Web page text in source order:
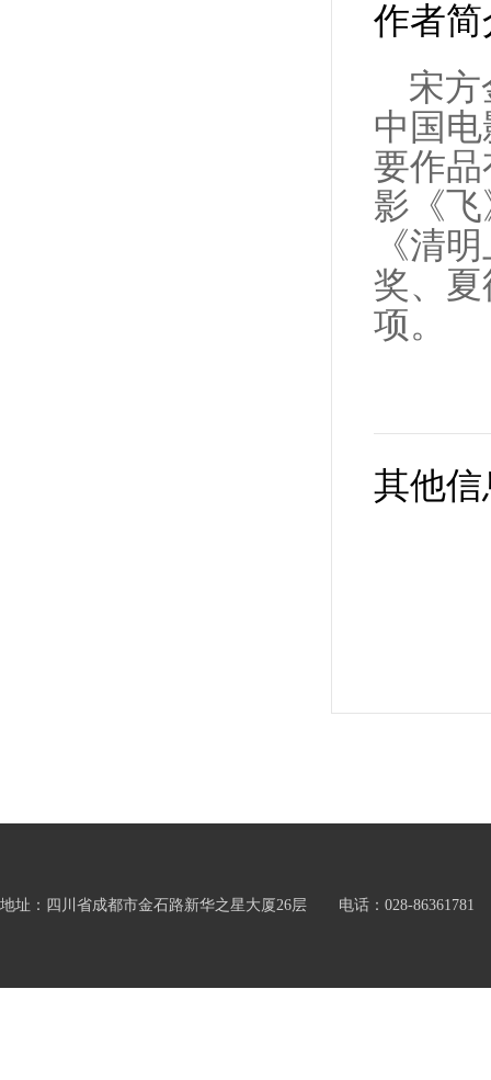
作者简
宋方
中国
要作
影《
《清
奖、
项。
其他信
地址：四川省成都市金石路新华之星大厦26层 电话：028-86361781